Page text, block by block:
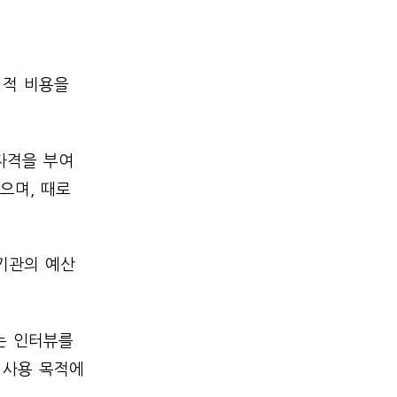
비용을
격을 부여
며, 때로
관의 예산
인터뷰를
용 목적에